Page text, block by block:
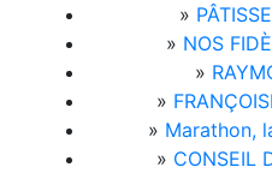
»
» NOS
»
»
» Marathon,
» CONSEIL